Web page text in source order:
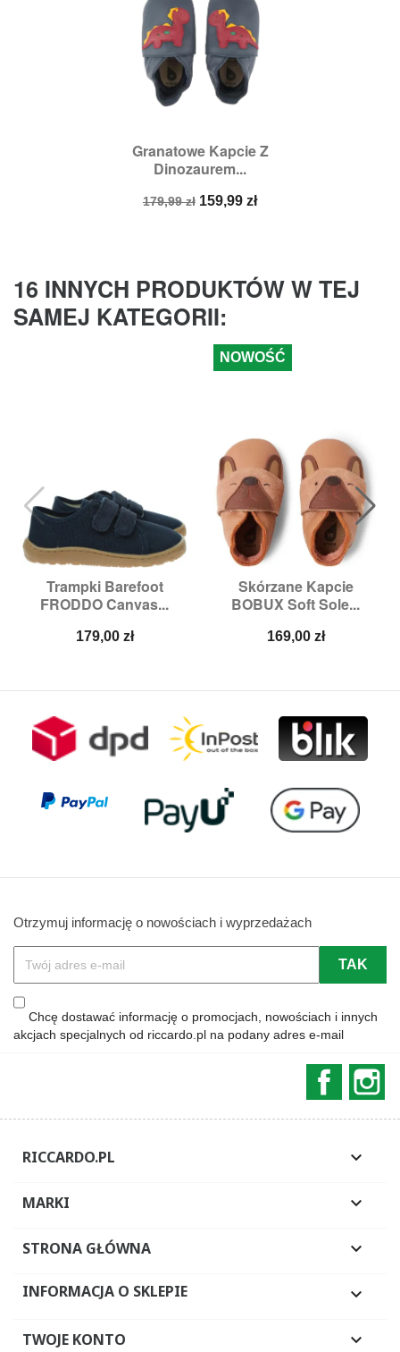
Granatowe Kapcie Z
Dinozaurem...
Cena
179,99 zł Cena
159,99 zł
16 INNYCH PRODUKTÓW W TEJ
SAMEJ KATEGORII:
Trampki Barefoot
FRODDO Canvas...
Cena
179,00 zł
Skórzane Kapcie
BOBUX Soft Sole...
Cena
169,00 zł
NOWOŚĆ
Otrzymuj informację o nowościach i wyprzedażach
Chcę dostawać informację o promocjach, nowościach i innych
akcjach specjalnych od riccardo.pl na podany adres e-mail
RICCARDO.PL 
MARKI 
STRONA GŁÓWNA 
INFORMACJA O SKLEPIE 
TWOJE KONTO 